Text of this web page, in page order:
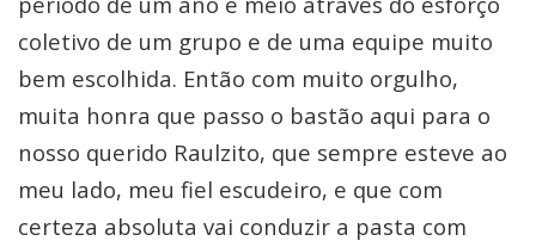
coletivo de um grupo e de uma equipe muito
bem escolhida. Então com muito orgulho,
muita honra que passo o bastão aqui para o
nosso querido Raulzito, que sempre esteve ao
meu lado, meu fiel escudeiro, e que com
certeza absoluta vai conduzir a pasta com